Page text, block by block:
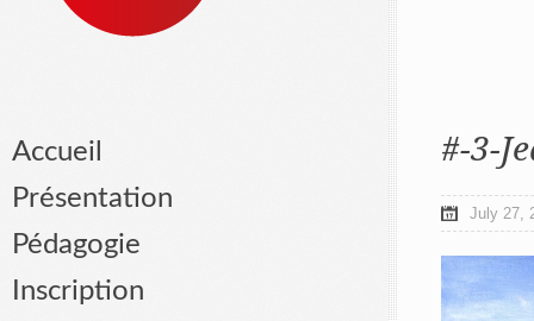
#-3-
July 27,
Accueil
Présentation
Pédagogie
Inscription